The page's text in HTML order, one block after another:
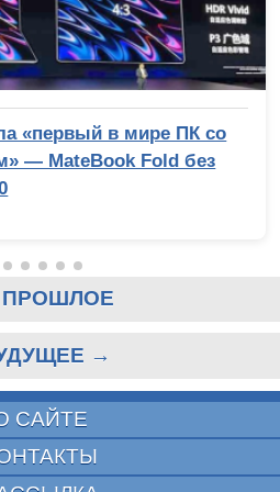
«первый в мире ПК со
— MateBook Fold без
ПРОШЛОЕ
→
САЙТЕ